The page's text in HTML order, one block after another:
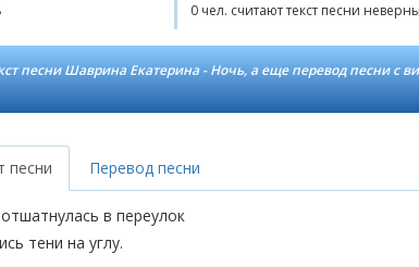
0 чел. считают текст песни
песни Шаврина Екатерина - Ночь, а еще перевод песни с
песни Перевод песни
в переулок
тени на углу.